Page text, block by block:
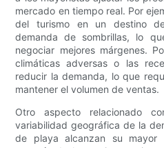
mercado en tiempo real. Por
del turismo en un destino
demanda de sombrillas, lo
negociar mejores márgenes.
climáticas adversas o las
reducir la demanda, lo que
mantener el volumen de ventas.
Otro aspecto relacionado
variabilidad geográfica de la
de playa alcanzan su mayor